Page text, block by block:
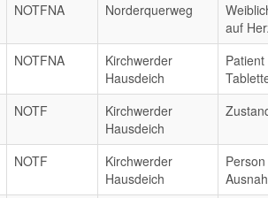
NOTFNA Norderquerweg
auf
NOTFNA
Kirchwerder
Hausdeich
NOTF
Kirchwerder
Hausdeich
NOTF
Kirchwerder
Hausdeich